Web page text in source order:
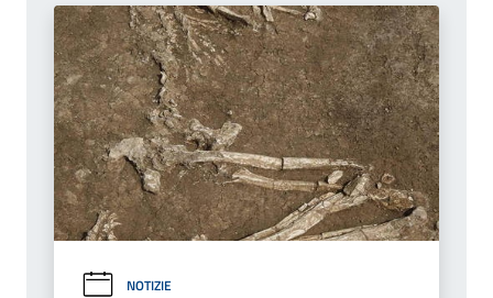
NOTIZIE